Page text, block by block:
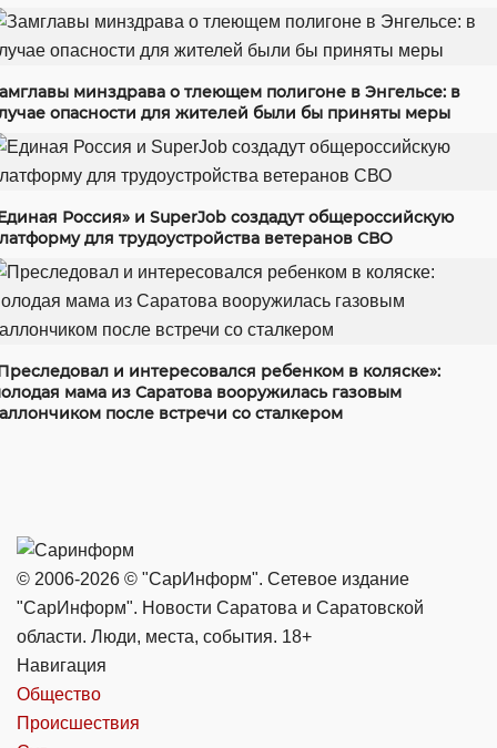
минздрава о тлеющем полигоне в Энгельсе: в
опасности для жителей были бы приняты меры
Россия» и SuperJob создадут общероссийскую
для трудоустройства ветеранов СВО
и интересовался ребенком в коляске»:
мама из Саратова вооружилась газовым
после встречи со сталкером
© 2006-2026 © "СарИнформ". Сетевое издание
"СарИнформ". Новости Саратова и Саратовской
области. Люди, места, события. 18+
Навигация
Общество
Происшествия